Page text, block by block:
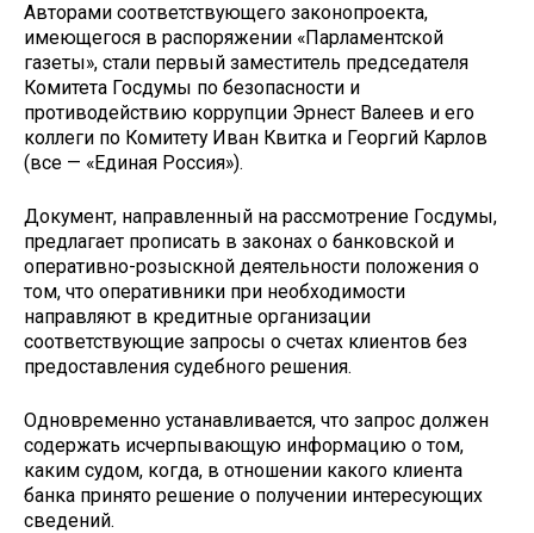
Авторами соответствующего законопроекта,
имеющегося в распоряжении «Парламентской
газеты», стали первый заместитель председателя
Комитета Госдумы по безопасности и
противодействию коррупции Эрнест Валеев и его
коллеги по Комитету Иван Квитка и Георгий Карлов
(все — «Единая Россия»).
Документ, направленный на рассмотрение Госдумы,
предлагает прописать в законах о банковской и
оперативно-розыскной деятельности положения о
том, что оперативники при необходимости
направляют в кредитные организации
соответствующие запросы о счетах клиентов без
предоставления судебного решения.
Одновременно устанавливается, что запрос должен
содержать исчерпывающую информацию о том,
каким судом, когда, в отношении какого клиента
банка принято решение о получении интересующих
сведений.